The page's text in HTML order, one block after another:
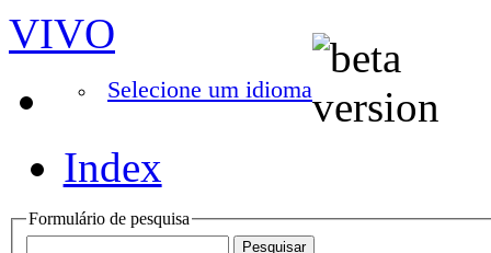
VIVO
Selecione um idioma
Index
Formulário de pesquisa